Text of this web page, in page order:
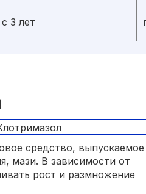
3 лет
средство, выпускаемое
мази. В зависимости от
рост и размножение